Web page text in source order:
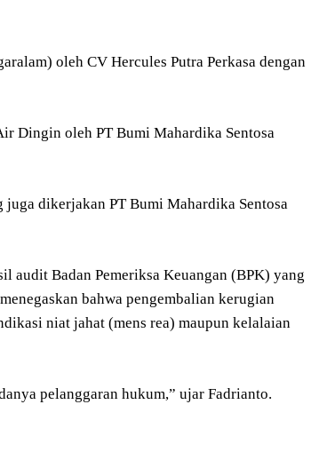
oleh CV Hercules Putra Perkasa dengan
Dingin oleh PT Bumi Mahardika Sentosa
juga dikerjakan PT Bumi Mahardika Sentosa
audit Badan Pemeriksa Keuangan (BPK) yang
bahwa pengembalian kerugian
niat jahat (mens rea) maupun kelalaian
pelanggaran hukum,” ujar Fadrianto.